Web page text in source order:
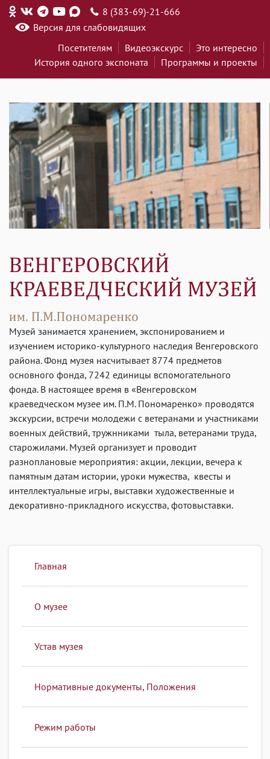
8 (383-69)-21-666
Версия для слабовидящих
Посетителям
Видеоэкскурс
Это интересно
История одного экспоната
Программы и проекты
Музей занимается хранением, экспонированием и
изучением историко-культурного наследия Венгеровского
района. Фонд музея насчитывает 8774 предметов
основного фонда, 7242 единицы вспомогательного
фонда. В настоящее время в «Венгеровском
краеведческом музее им. П.М. Пономаренко» проводятся
экскурсии, встречи молодежи с ветеранами и участниками
военных действий, тружнниками тыла, ветеранами труда,
старожилами. Музей организует и проводит
разноплановые мероприятия: акции, лекции, вечера к
памятным датам истории, уроки мужества, квесты и
интеллектуальные игры, выставки художественные и
декоративно-прикладного искусства, фотовыставки.
Главная
О музее
Устав музея
Нормативные документы, Положения
Режим работы